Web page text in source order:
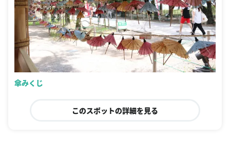
傘みくじ
このスポットの詳細を見る